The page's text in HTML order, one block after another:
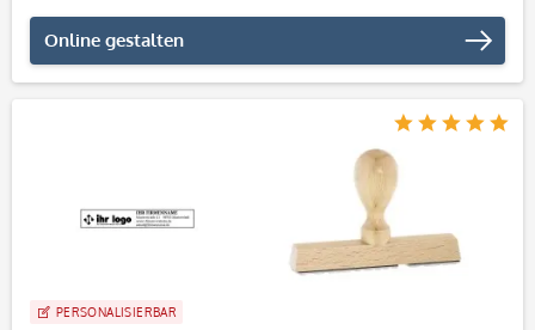
Online gestalten
PERSONALISIERBAR